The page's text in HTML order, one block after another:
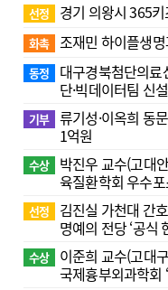
선정 경기 의왕시 365
화촉 조재민 하이플생
동정
대구경북첨단의료
단·빅데이터팀 신설
기부 류기성·이옥희 동
1억원
수상
박진우 교수(고대
육질환학회 우수
선정
김진실 가천대 간
명예의 전당 ‘공식
수상
이준희 교수(고대
국제흉부외과학회